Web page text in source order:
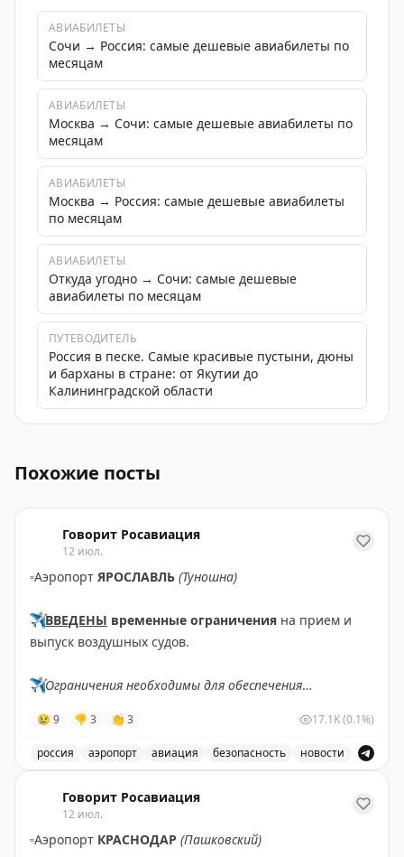
АВИАБИЛЕТЫ
Сочи → Россия: самые дешевые авиабилеты по
месяцам
АВИАБИЛЕТЫ
Москва → Сочи: самые дешевые авиабилеты по
месяцам
АВИАБИЛЕТЫ
Москва → Россия: самые дешевые авиабилеты
по месяцам
АВИАБИЛЕТЫ
Откуда угодно → Сочи: самые дешевые
авиабилеты по месяцам
ПУТЕВОДИТЕЛЬ
Россия в песке. Самые красивые пустыни, дюны
и барханы в стране: от Якутии до
Калининградской области
Похожие посты
Говорит Росавиация
12 июл.
▫️Аэропорт ЯРОСЛАВЛЬ (Туношна)
✈️ВВЕДЕНЫ временные ограничения на прием и
выпуск воздушных судов.
✈️Ограничения необходимы для обеспечения
✈️ Говорит Росавиация|МАХ
😢 9 👎 3 👏 3 17.1K(0.1%)
россия аэропорт авиация безопасность новости
Говорит Росавиация
12 июл.
▫️Аэропорт КРАСНОДАР (Пашковский)